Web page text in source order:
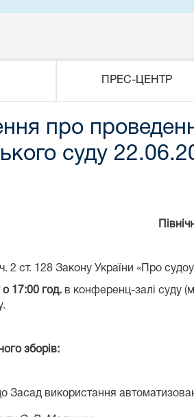
ПРЕС-ЦЕНТР
про
суду
2 ст. 128 Закону України «Про
17:00 год. в конференц-залі суду
зборів:
Засад використання